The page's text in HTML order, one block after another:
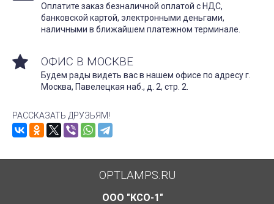
Оплатите заказ безналичной оплатой с НДС,
банковской картой, электронными деньгами,
наличными в ближайшем платежном терминале.
ОФИС В МОСКВЕ
Будем рады видеть вас в нашем офисе по адресу г.
Москва, Павелецкая наб., д. 2, стр. 2.
РАССКАЗАТЬ ДРУЗЬЯМ!
OPTLAMPS.RU
ООО "КСО-1"